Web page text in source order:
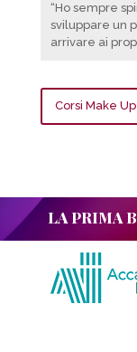
“Ho sempre
sviluppare un
arrivare ai
Corsi Make Up
LA PRIMA